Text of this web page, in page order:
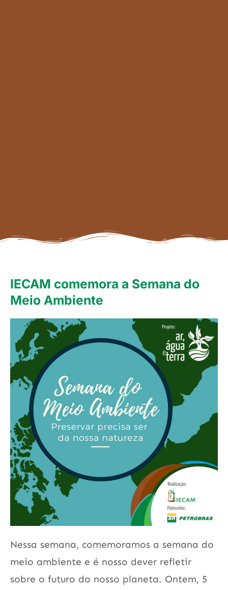
IECAM comemora a Semana do
Meio Ambiente
Nessa semana, comemoramos a semana do
meio ambiente e é nosso dever refletir
sobre o futuro do nosso planeta. Ontem, 5